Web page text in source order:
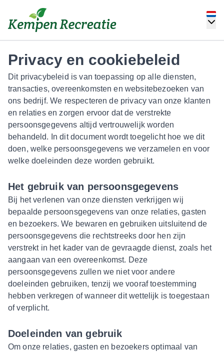
Privacy en cookiebeleid
Dit privacybeleid is van toepassing op alle diensten,
transacties, overeenkomsten en websitebezoeken van
ons bedrijf. We respecteren de privacy van onze klanten
en relaties en zorgen ervoor dat de verstrekte
persoonsgegevens altijd vertrouwelijk worden
behandeld. In dit document wordt toegelicht hoe we dit
doen, welke persoonsgegevens we verzamelen en voor
welke doeleinden deze worden gebruikt.
Het gebruik van persoonsgegevens
Bij het verlenen van onze diensten verkrijgen wij
bepaalde persoonsgegevens van onze relaties, gasten
en bezoekers. We bewaren en gebruiken uitsluitend de
persoonsgegevens die rechtstreeks door hen zijn
verstrekt in het kader van de gevraagde dienst, zoals het
aangaan van een overeenkomst. Deze
persoonsgegevens zullen we niet voor andere
doeleinden gebruiken, tenzij we vooraf toestemming
hebben verkregen of wanneer dit wettelijk is toegestaan
of verplicht.
Doeleinden van gebruik
Om onze relaties, gasten en bezoekers optimaal van